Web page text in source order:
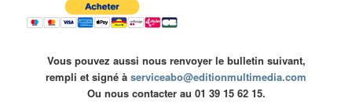
Vous pouvez aussi nous renvoyer le bulletin suivant,
rempli et signé à serviceabo@editionmultimedia.com
Ou nous contacter au 01 39 15 62 15.